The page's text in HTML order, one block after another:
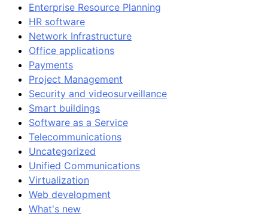
Enterprise Resource Planning
HR software
Network Infrastructure
Office applications
Payments
Project Management
Security and videosurveillance
Smart buildings
Software as a Service
Telecommunications
Uncategorized
Unified Communications
Virtualization
Web development
What's new